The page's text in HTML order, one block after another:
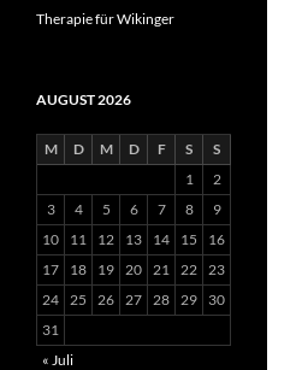
Therapie für Wikinger
AUGUST 2026
M D M D F S
S
1
2
3
4 5 6 7 8
9
10
11 12 13 14 15
16
17
18 19 20 21 22 23
24 25 26 27 28 29
30
31
« Juli